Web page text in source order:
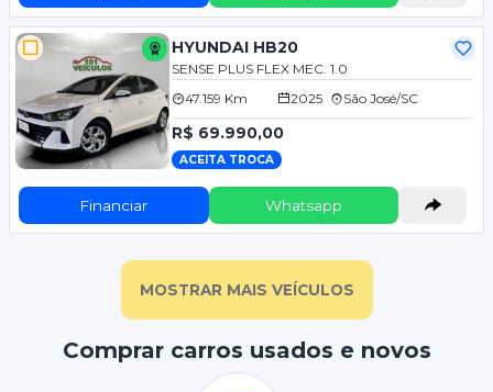
HYUNDAI HB20
SENSE PLUS FLEX MEC. 1.0
47.159 Km
2025 São José/SC
R$ 69.990,00
ACEITA TROCA
Financiar Whatsapp
MOSTRAR MAIS VEÍCULOS
Comprar carros usados e novos